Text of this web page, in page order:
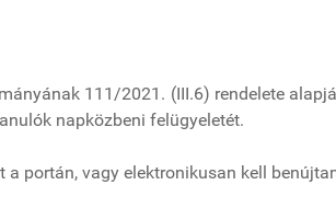
111/2021. (III.6) rendelete
napközbeni felügyeletét.
a portán, vagy elektronikusan kell